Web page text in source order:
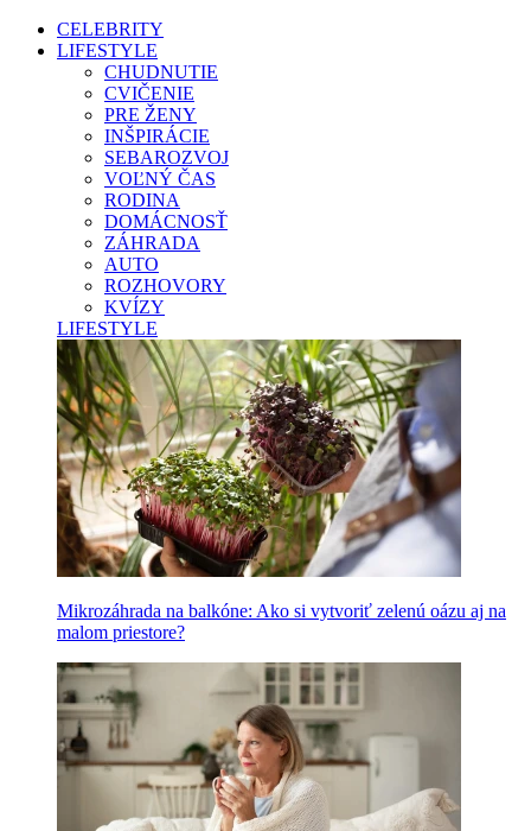
CELEBRITY
LIFESTYLE
CHUDNUTIE
CVIČENIE
PRE ŽENY
INŠPIRÁCIE
SEBAROZVOJ
VOĽNÝ ČAS
RODINA
DOMÁCNOSŤ
ZÁHRADA
AUTO
ROZHOVORY
KVÍZY
LIFESTYLE
Mikrozáhrada na balkóne: Ako si vytvoriť zelenú oázu aj na
malom priestore?